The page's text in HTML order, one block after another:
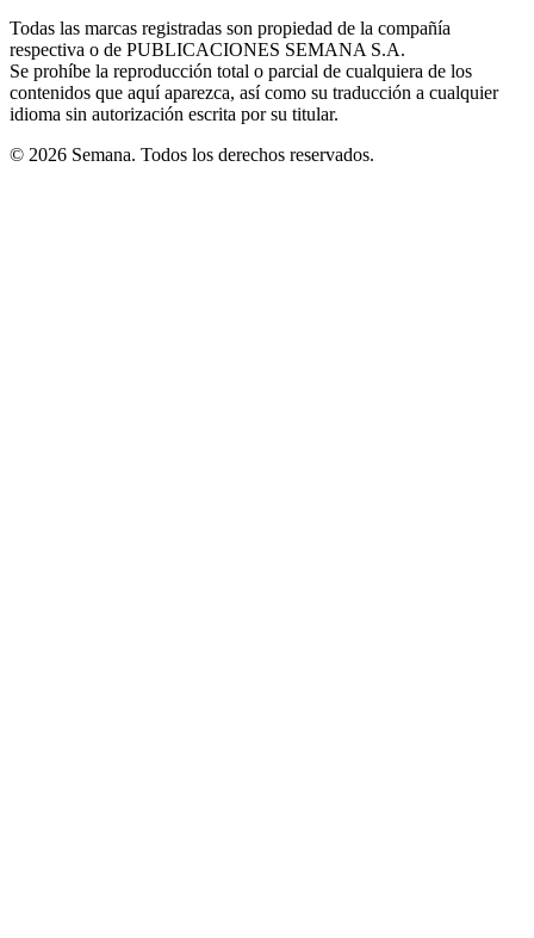
windowwindowwindow
new
window
Todas las marcas registradas son propiedad de la compañía
respectiva o de PUBLICACIONES SEMANA S.A.
Se prohíbe la reproducción total o parcial de cualquiera de los
contenidos que aquí aparezca, así como su traducción a cualquier
idioma sin autorización escrita por su titular.
© 2026 Semana. Todos los derechos reservados.